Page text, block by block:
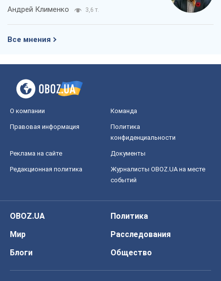
Андрей Клименко 3,6 т.
Все мнения
О компании Команда
Правовая информация
Политика
конфиденциальности
Реклама на сайте Документы
Редакционная политика
Журналисты OBOZ.UA на месте
событий
OBOZ.UA
Политика
Мир
Расследования
Блоги
Общество